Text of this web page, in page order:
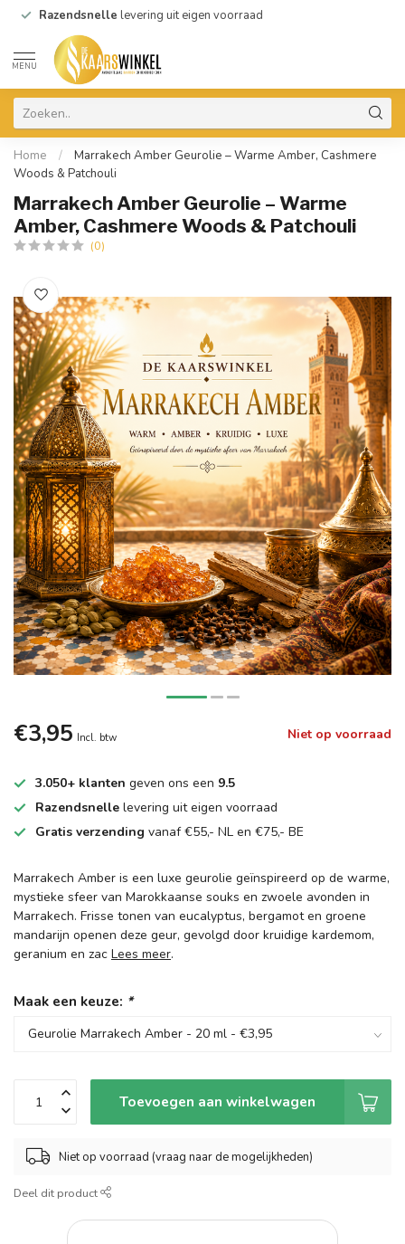
Razendsnelle levering uit eigen voorraad
MENU
Home /
Marrakech Amber Geurolie – Warme Amber, Cashmere
Woods & Patchouli
Marrakech Amber Geurolie – Warme
Amber, Cashmere Woods & Patchouli
(0)
€3,95 Incl. btw Niet op voorraad
3.050+ klanten geven ons een 9.5
Razendsnelle levering uit eigen voorraad
Gratis verzending vanaf €55,- NL en €75,- BE
Marrakech Amber is een luxe geurolie geïnspireerd op de warme,
mystieke sfeer van Marokkaanse souks en zwoele avonden in
Marrakech. Frisse tonen van eucalyptus, bergamot en groene
mandarijn openen deze geur, gevolgd door kruidige kardemom,
geranium en zac Lees meer.
Maak een keuze: *
Toevoegen aan winkelwagen
Niet op voorraad (vraag naar de mogelijkheden)
Deel dit product